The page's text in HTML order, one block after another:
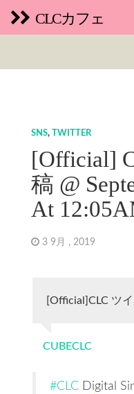
CLCカフェ
SNS, TWITTER
[Official]
稿 @
At
3 9月 , 2019
[Official]CLC ツ
CUBECLC
#CLCDigital